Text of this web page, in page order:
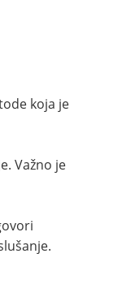
koja je
Važno je